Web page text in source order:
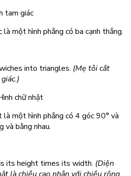
tam giác
một hình phẳng có ba cạnh thẳng.
into triangles. (Mẹ tôi cắt
chữ nhật
là một hình phẳng có 4 góc 90° và
và bằng nhau.
its height times its width. (Diện